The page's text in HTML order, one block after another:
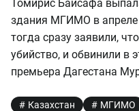
Томирис Байсафа
здания МГИМО в апреле
тогда сразу заявили,
убийство, и обвинили в
премьера Дагестана
Казахстан МГИМО